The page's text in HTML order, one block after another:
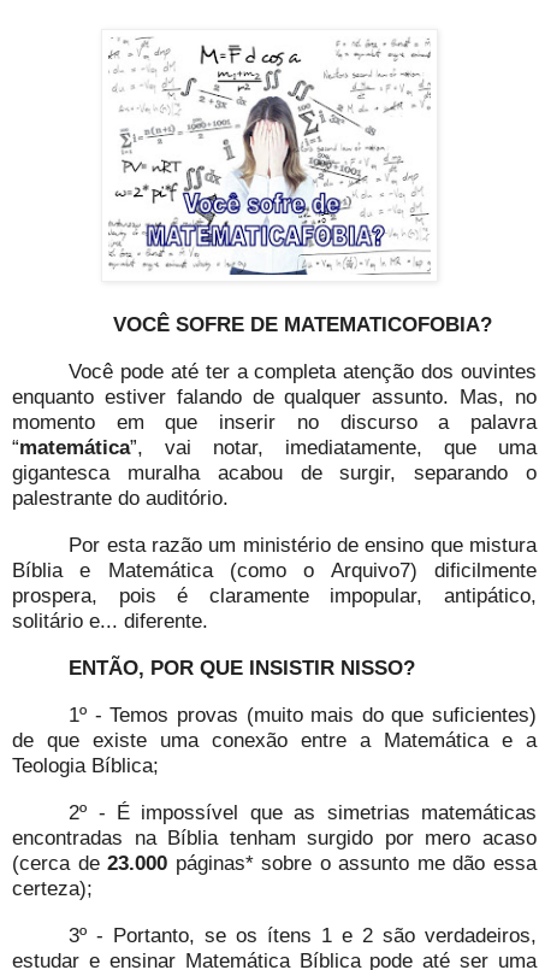
VOCÊ SOFRE DE MATEMATICOFOBIA?
Você pode até ter a completa atenção dos ouvintes
enquanto estiver falando de qualquer assunto. Mas, no
momento em que inserir no discurso a palavra
“matemática”, vai notar, imediatamente, que uma
gigantesca muralha acabou de surgir, separando o
palestrante do auditório.
Por esta razão um ministério de ensino que mistura
Bíblia e Matemática (como o Arquivo7) dificilmente
prospera, pois é claramente impopular, antipático,
solitário e... diferente.
ENTÃO, POR QUE INSISTIR NISSO?
1º - Temos provas (muito mais do que suficientes)
de que existe uma conexão entre a Matemática e a
Teologia Bíblica;
2º - É impossível que as simetrias matemáticas
encontradas na Bíblia tenham surgido por mero acaso
(cerca de23.000 páginas* sobre o assunto me dão essa
certeza);
3º - Portanto, se os ítens 1 e 2 são verdadeiros,
estudar e ensinar Matemática Bíblica pode até ser uma